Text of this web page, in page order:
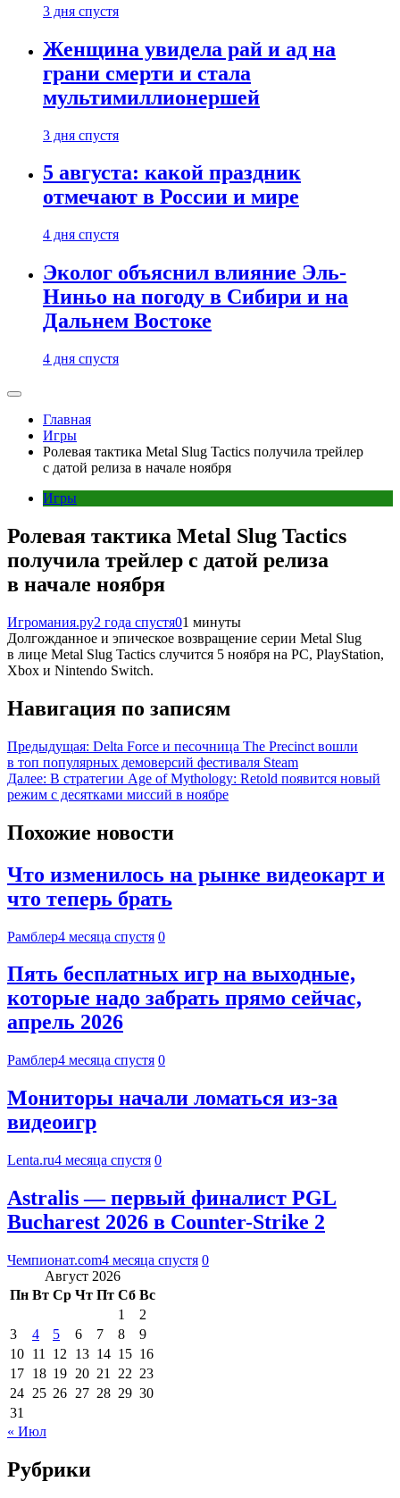
3 дня спустя
Женщина увидела рай и ад на
грани смерти и стала
мультимиллионершей
3 дня спустя
5 августа: какой праздник
отмечают в России и мире
4 дня спустя
Эколог объяснил влияние Эль-
Ниньо на погоду в Сибири и на
Дальнем Востоке
4 дня спустя
Главная
Игры
Ролевая тактика Metal Slug Tactics получила трейлер
с датой релиза в начале ноября
Игры
Ролевая тактика Metal Slug Tactics
получила трейлер с датой релиза
в начале ноября
Игромания.ру2 года спустя01 минуты
Долгожданное и эпическое возвращение серии Metal Slug
в лице Metal Slug Tactics случится 5 ноября на PC, PlayStation,
Xbox и Nintendo Switch.
Навигация по записям
Предыдущая: Delta Force и песочница The Precinct вошли
в топ популярных демоверсий фестиваля Steam
Далее: В стратегии Age of Mythology: Retold появится новый
режим с десятками миссий в ноябре
Похожие новости
Что изменилось на рынке видеокарт и
что теперь брать
Рамблер4 месяца спустя 0
Пять бесплатных игр на выходные,
которые надо забрать прямо сейчас,
апрель 2026
Рамблер4 месяца спустя 0
Мониторы начали ломаться из-за
видеоигр
Lenta.ru4 месяца спустя 0
Astralis — первый финалист PGL
Bucharest 2026 в Counter-Strike 2
Чемпионат.com4 месяца спустя 0
Август 2026
Пн Вт Ср Чт Пт Сб Вс
1
2
3
4 5 6 7 8
9
10 11 12 13 14 15 16
17 18 19 20 21 22 23
24 25 26 27 28 29 30
31
« Июл
Рубрики